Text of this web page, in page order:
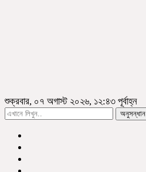
শুক্রবার, ০৭ অগাস্ট ২০২৬, ১২:৪৩ পূর্বাহ্ন
অনুসন্ধান